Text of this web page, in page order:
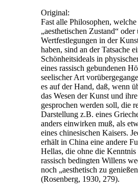
Original:
Fast alle Philosophen, welche
„aesthetischen Zustand“ oder
Wertfestlegungen in der
haben, sind an der Tatsache
Schönheitsideals in
eines rassisch gebundenen
seelischer Art
es auf der Hand, daß, wenn
das Wesen der Kunst und
gesprochen werden soll, die
Darstellung z.B. eines
anders einwirken muß, als
eines chinesischen Kaisers.
erhält in China eine andere
Hellas, die ohne die Kenntnis
rassisch bedingten Willens
noch „aesthetisch zu
(Rosenberg, 1930, 279).